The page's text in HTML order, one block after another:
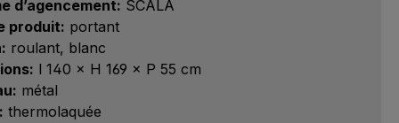
d’agencement: SCALA
produit: portant
roulant, blanc
l 140 × H 169 × P 55 cm
métal
thermolaquée